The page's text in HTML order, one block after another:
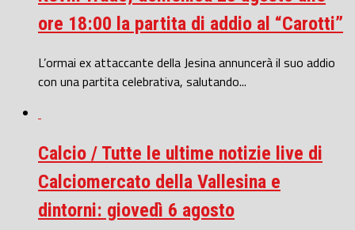
ore 18:00 la partita di addio al “Carotti”
L’ormai ex attaccante della Jesina annuncerà il suo addio
con una partita celebrativa, salutando...
Calcio / Tutte le ultime notizie live di
Calciomercato della Vallesina e
dintorni: giovedì 6 agosto